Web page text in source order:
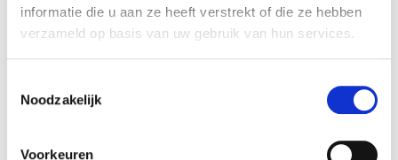
informatie die u aan ze heeft verstrekt of die ze hebben
verzameld op basis van uw gebruik van hun services.
Noodzakelijk
Voorkeuren